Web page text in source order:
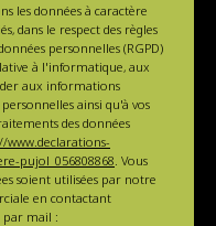
les données à caractère
dans le respect des règles
personnelles (RGPD)
à l'informatique, aux
aux informations
ainsi qu'à vos
des données
www.declarations-
pujol_056808868 . Vous
soient utilisées par notre
en contactant
par mail :